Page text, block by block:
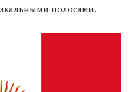
полосами.